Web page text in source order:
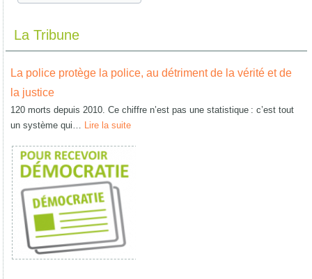
La Tribune
La police protège la police, au détriment de la vérité et de
la justice
120 morts depuis 2010. Ce chiffre n’est pas une statistique : c’est tout
un système qui… Lire la suite